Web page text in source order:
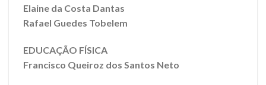
Elaine da Costa Dantas
Rafael Guedes Tobelem
EDUCAÇÃO FÍSICA
Francisco Queiroz dos Santos Neto